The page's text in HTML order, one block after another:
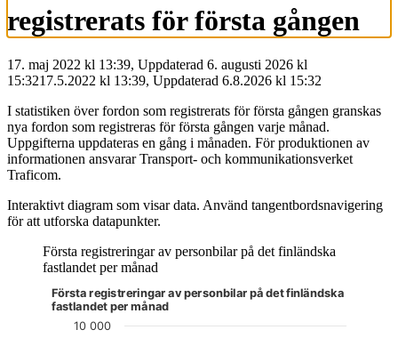
registrerats för första gången
17. maj 2022 kl 13:39, Uppdaterad 6. augusti 2026 kl
15:3217.5.2022 kl 13:39, Uppdaterad 6.8.2026 kl 15:32
I statistiken över fordon som registrerats för första gången granskas
nya fordon som registreras för första gången varje månad.
Uppgifterna uppdateras en gång i månaden. För produktionen av
informationen ansvarar Transport- och kommunikationsverket
Traficom.
Interaktivt diagram som visar data. Använd tangentbordsnavigering
för att utforska datapunkter.
Första registreringar av personbilar på det finländska
fastlandet per månad
Diagrammet är interaktivt. Navigera till diagrammet med
Första registreringar av personbilar på det finländska
fastlandet per månad
10 000